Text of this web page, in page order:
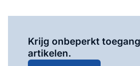
Krijg onbeperkt
artikelen.